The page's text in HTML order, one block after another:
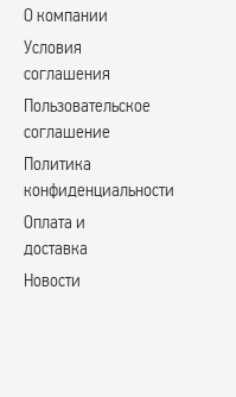
О компании
Условия
соглашения
Пользовательское
соглашение
Политика
конфиденциальности
Оплата и
доставка
Новости